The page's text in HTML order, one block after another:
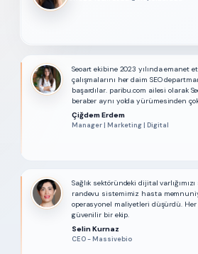
Seoart ekibine 2023 yılında emanet
çalışmalarını her daim SEO
başardılar. paribu.com ailesi olarak
beraber aynı yolda yürümesinden
Çiğdem Erdem
Manager | Marketing | Digital
Sağlık sektöründeki dijital
randevu sistemimiz hasta
operasyonel maliyetleri düşürdü. Her
güvenilir bir ekip.
Selin Kurnaz
CEO - Massivebio